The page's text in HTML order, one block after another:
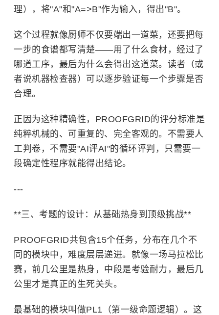
理），将"A"和"A=>B"作为输入，得出"B"。
这个过程就像厨师不仅要端出一道菜，还要把每
一步的食谱都写清楚——用了什么食材，经过了
哪道工序，最后为什么会得出这道菜。读者（或
者说机器检查器）可以逐步验证每一个步骤是否
合理。
正因为这种精确性，PROOFGRID的评分标准是
纯粹机械的、可重复的、完全客观的。不需要人
工判卷，不需要"AI评AI"的循环评判，只需要一
段确定性程序就能得出结论。
---
**三、考题的设计：从基础热身到顶级挑战**
PROOFGRID共包含15个任务，分布在几个不
同的模块中，难度层层递进。就像一场马拉松比
赛，前几公里是热身，中段是考验耐力，最后几
公里才是真正的生死关头。
最基础的模块叫做PL1（第一级命题逻辑）。这